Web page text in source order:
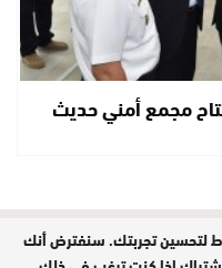
مجمع أمني حديث
لتحسين تجربتك. سنفترض أنك